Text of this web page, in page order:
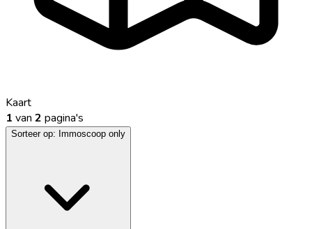
Kaart
1 van 2 pagina's
Sorteer op: Immoscoop only